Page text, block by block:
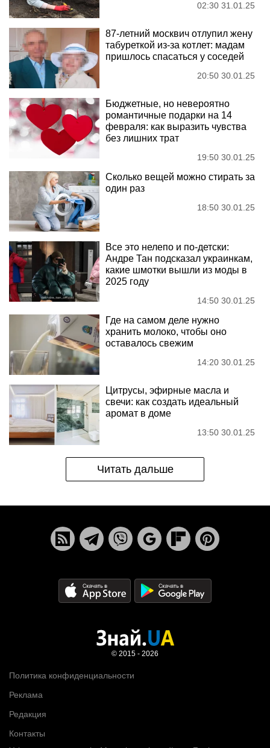
02:30 31.01.25
87-летний москвич отлупил жену
табуреткой из-за котлет: мадам
пришлось спасаться у соседей
20:50 30.01.25
Бюджетные, но невероятно
романтичные подарки на 14
февраля: как выразить чувства
без лишних трат
19:50 30.01.25
Сколько вещей можно стирать за
один раз
18:50 30.01.25
Все это нелепо и по-детски:
Андре Тан подсказал украинкам,
какие шмотки вышли из моды в
2025 году
14:50 30.01.25
Где на самом деле нужно
хранить молоко, чтобы оно
оставалось свежим
14:20 30.01.25
Цитрусы, эфирные масла и
свечи: как создать идеальный
аромат в доме
13:50 30.01.25
Читать дальше
Политика конфиденциальности
Реклама
Редакция
Контакты
© 2015 - 2026